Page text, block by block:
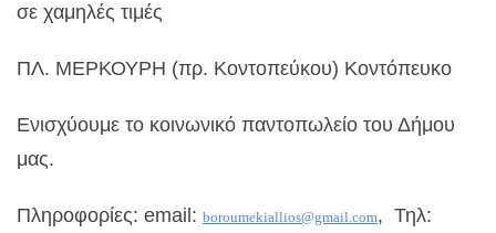
σε χαμηλές τιμές
ΠΛ. ΜΕΡΚΟΥΡΗ (πρ. Κοντοπεύκου) Κοντόπευκο
Ενισχύουμε το κοινωνικό παντοπωλείο του Δήμου
μας.
Πληροφορίες: email: boroumekiallios@gmail.com, Τηλ: